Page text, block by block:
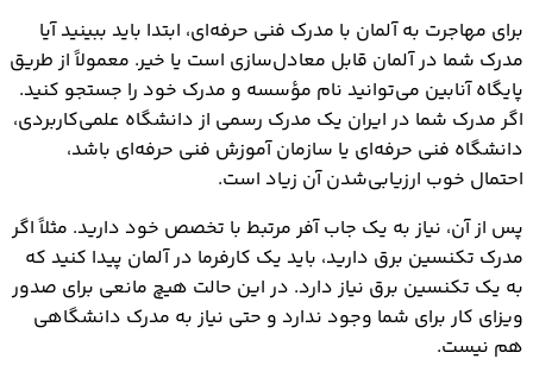
برای مهاجرت به آلمان با مدرک فنی حرفه‌ای، ابتدا باید ببینید آیا
مدرک شما در آلمان قابل معادل‌سازی است یا خیر. معمولاً از طریق
پایگاه آنابین می‌توانید نام مؤسسه و مدرک خود را جستجو کنید.
اگر مدرک شما در ایران یک مدرک رسمی از دانشگاه علمی‌کاربردی،
دانشگاه فنی حرفه‌ای یا سازمان آموزش فنی حرفه‌ای باشد،
احتمال خوب ارزیابی‌شدن آن زیاد است.
پس از آن، نیاز به یک جاب آفر مرتبط با تخصص خود دارید. مثلاً اگر
مدرک تکنسین برق دارید، باید یک کارفرما در آلمان پیدا کنید که
به یک تکنسین برق نیاز دارد. در این حالت هیچ مانعی برای صدور
ویزای کار برای شما وجود ندارد و حتی نیاز به مدرک دانشگاهی
هم نیست.